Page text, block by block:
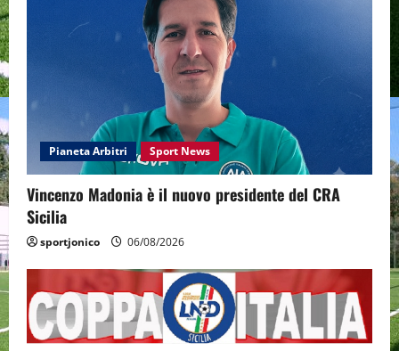
Pianeta Arbitri Sport News
Vincenzo Madonia è il nuovo presidente del CRA
Sicilia
sportjonico 06/08/2026